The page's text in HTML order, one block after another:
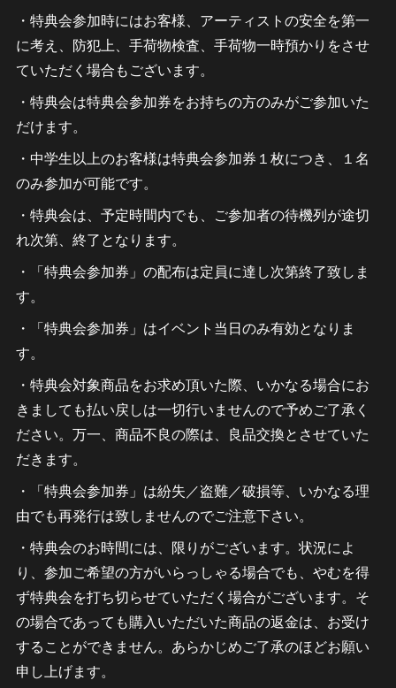
・特典会参加時にはお客様、アーティストの安全を第一
に考え、防犯上、手荷物検査、手荷物一時預かりをさせ
ていただく場合もございます。
・特典会は特典会参加券をお持ちの方のみがご参加いた
だけます。
・中学生以上のお客様は特典会参加券１枚につき、１名
のみ参加が可能です。
・特典会は、予定時間内でも、ご参加者の待機列が途切
れ次第、終了となります。
・「特典会参加券」の配布は定員に達し次第終了致しま
す。
・「特典会参加券」はイベント当日のみ有効となりま
す。
・特典会対象商品をお求め頂いた際、いかなる場合にお
きましても払い戻しは一切行いませんので予めご了承く
ださい。万一、商品不良の際は、良品交換とさせていた
だきます。
・「特典会参加券」は紛失／盗難／破損等、いかなる理
由でも再発行は致しませんのでご注意下さい。
・特典会のお時間には、限りがございます。状況によ
り、参加ご希望の方がいらっしゃる場合でも、やむを得
ず特典会を打ち切らせていただく場合がございます。そ
の場合であっても購入いただいた商品の返金は、お受け
することができません。あらかじめご了承のほどお願い
申し上げます。